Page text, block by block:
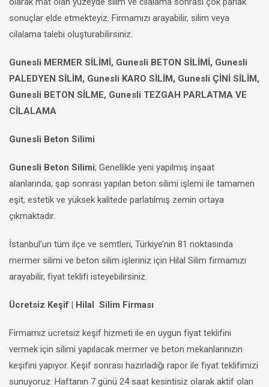
sonuçlar elde etmekteyiz. Firmamızı arayabilir, silim veya
cilalama talebi oluşturabilirsiniz.
Gunesli MERMER SİLİMİ, Gunesli BETON SİLİMİ, Gunesli
PALEDYEN SİLİM, Gunesli KARO SİLİM, Gunesli ÇİNİ SİLİM,
Gunesli BETON SİLME, Gunesli TEZGAH PARLATMA VE
CİLALAMA
Gunesli Beton Silimi
Gunesli Beton Silimi; Genellikle yeni yapılmış inşaat
alanlarında, şap sonrası yapılan beton silimi işlemi ile tamamen
eşit, estetik ve yüksek kalitede parlatılmış zemin ortaya
çıkmaktadır.
İstanbul’un tüm ilçe ve semtleri, Türkiye’nin 81 noktasında
mermer silimi ve beton silim işleriniz için Hilal Silim firmamızı
arayabilir, fiyat teklifi isteyebilirsiniz.
Ücretsiz Keşif | Hilal Silim Firması
Firmamız ücretsiz keşif hizmeti ile en uygun fiyat teklifini
vermek için silimi yapılacak mermer ve beton mekanlarınızın
keşifini yapıyor. Keşif sonrası hazırladığı rapor ile fiyat teklifimizi
sunuyoruz. Haftanın 7 günü 24 saat kesintisiz olarak aktif olan